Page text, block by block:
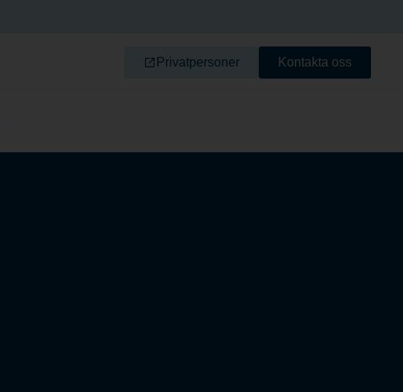
Privatpersoner Kontakta oss